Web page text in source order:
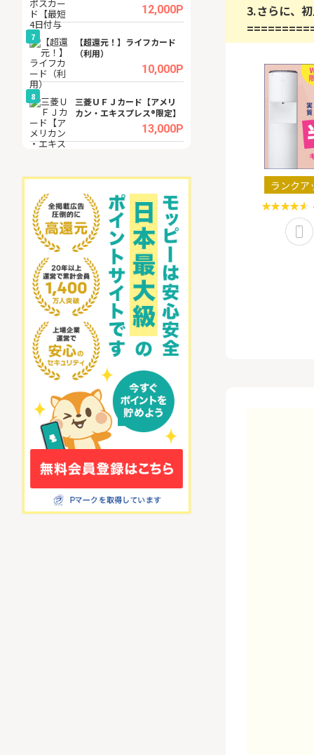
3.さらに、
ランクア
12,000P
7
【超還元！】ライフカード
（利用）
10,000P
8
三菱ＵＦＪカード【アメリ
カン・エキスプレス®限定】
13,000P
GFS無料特別講座
【無料アンケー
15歳〜29歳のみ